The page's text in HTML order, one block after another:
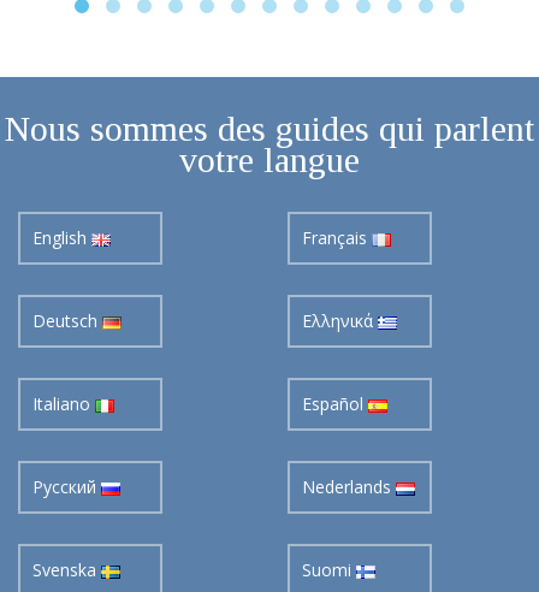
Nous sommes des guides qui parlent
votre langue
English Français
Deutsch Ελληνικά
Italiano Español
Pусский Nederlands
Svenska Suomi